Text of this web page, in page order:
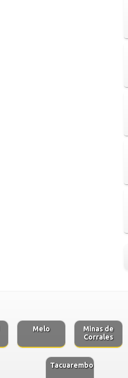
Melo
Minas de
Corrales
Tacuarembo